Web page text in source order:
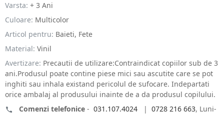
Varsta: + 3 Ani
Culoare: Multicolor
Articol pentru: Baieti, Fete
Material: Vinil
Avertizare: Precautii de utilizare:Contraindicat copiilor sub de 3
ani.Produsul poate contine piese mici sau ascutite care se pot
inghiti sau inhala existand pericolul de sufocare. Indepartati
orice ambalaj al produsului inainte de a da produsul copilului.
Comenzi telefonice - 031.107.4024 | 0728 216 663, Luni-